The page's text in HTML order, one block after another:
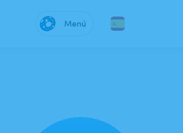
Menú